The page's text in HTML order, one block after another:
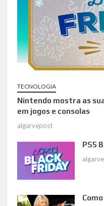
TECNOLOGIA
Nintendo mostra as
em jogos e consolas
algarvepost
PS5